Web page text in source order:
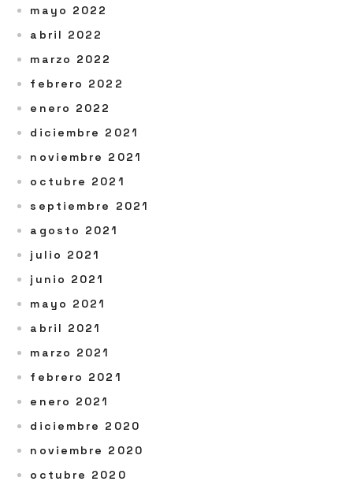
mayo 2022
abril 2022
marzo 2022
febrero 2022
enero 2022
diciembre 2021
noviembre 2021
octubre 2021
septiembre 2021
agosto 2021
julio 2021
junio 2021
mayo 2021
abril 2021
marzo 2021
febrero 2021
enero 2021
diciembre 2020
noviembre 2020
octubre 2020